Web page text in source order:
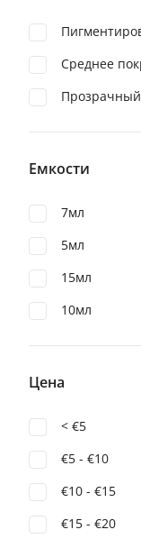
Среднее
Прозрачный
Емкости
7мл
5мл
15мл
10мл
Цена
< €5
€5 - €10
€10 - €15
€15 - €20